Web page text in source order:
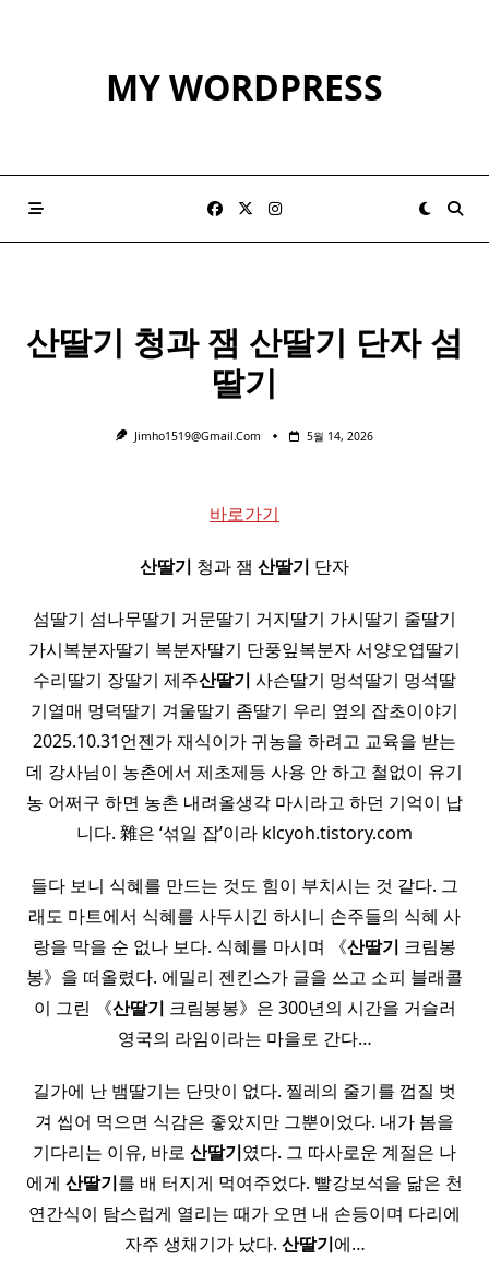
MY WORDPRESS
산딸기 청과 잼 산딸기 단자 섬
딸기
Jimho1519@gmail.com 5월 14, 2026
바로가기
산딸기 청과 잼 산딸기 단자
섬딸기 섬나무딸기 거문딸기 거지딸기 가시딸기 줄딸기
가시복분자딸기 복분자딸기 단풍잎복분자 서양오엽딸기
수리딸기 장딸기 제주산딸기 사슨딸기 멍석딸기 멍석딸
기열매 멍덕딸기 겨울딸기 좀딸기 우리 옆의 잡초이야기
2025.10.31언젠가 재식이가 귀농을 하려고 교육을 받는
데 강사님이 농촌에서 제초제등 사용 안 하고 철없이 유기
농 어쩌구 하면 농촌 내려올생각 마시라고 하던 기억이 납
니다. 雜은 ‘섞일 잡’이라 klcyoh.tistory.com
들다 보니 식혜를 만드는 것도 힘이 부치시는 것 같다. 그
래도 마트에서 식혜를 사두시긴 하시니 손주들의 식혜 사
랑을 막을 순 없나 보다. 식혜를 마시며 《산딸기 크림봉
봉》을 떠올렸다. 에밀리 젠킨스가 글을 쓰고 소피 블래콜
이 그린 《산딸기 크림봉봉》은 300년의 시간을 거슬러
영국의 라임이라는 마을로 간다…
길가에 난 뱀딸기는 단맛이 없다. 찔레의 줄기를 껍질 벗
겨 씹어 먹으면 식감은 좋았지만 그뿐이었다. 내가 봄을
기다리는 이유, 바로 산딸기였다. 그 따사로운 계절은 나
에게 산딸기를 배 터지게 먹여주었다. 빨강보석을 닮은 천
연간식이 탐스럽게 열리는 때가 오면 내 손등이며 다리에
자주 생채기가 났다. 산딸기에…